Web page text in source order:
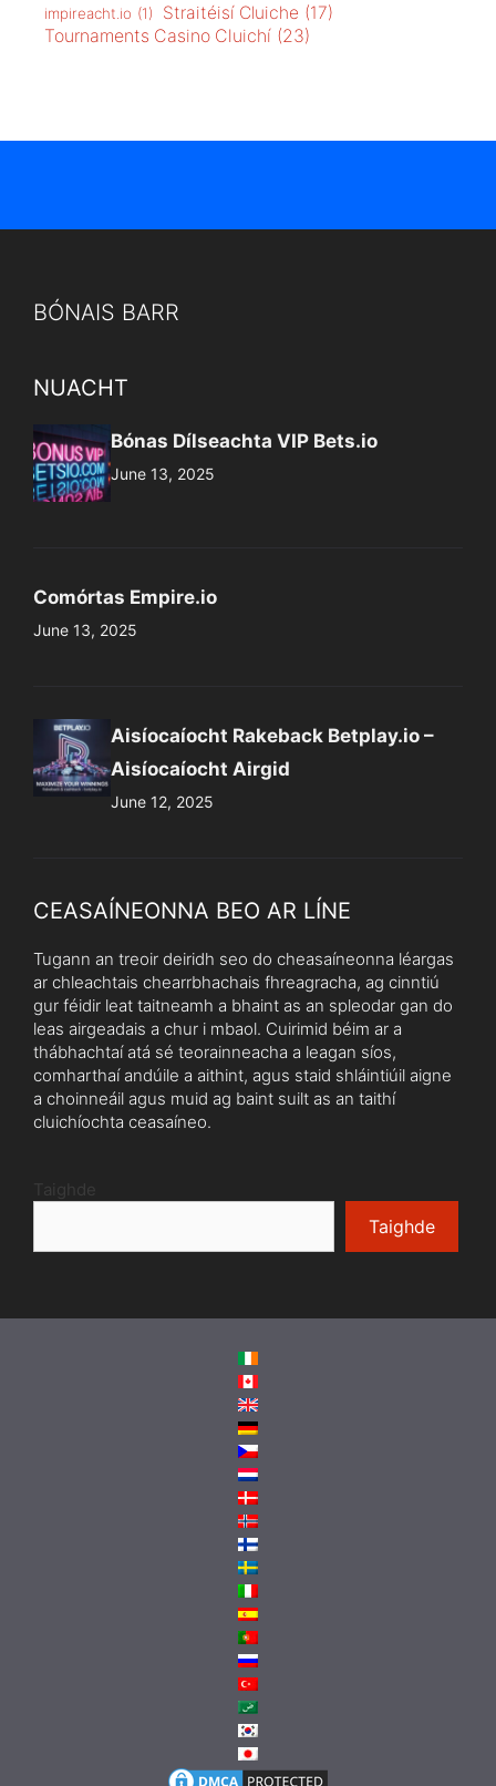
impireacht.io (1) Straitéisí Cluiche (17)
Tournaments Casino Cluichí (23)
BÓNAIS BARR
NUACHT
Bónas Dílseachta VIP Bets.io
June 13, 2025
Comórtas Empire.io
June 13, 2025
Aisíocaíocht Rakeback Betplay.io –
Aisíocaíocht Airgid
June 12, 2025
CEASAÍNEONNA BEO AR LÍNE
Tugann an treoir deiridh seo do cheasaíneonna léargas
ar chleachtais chearrbhachais fhreagracha, ag cinntiú
gur féidir leat taitneamh a bhaint as an spleodar gan do
leas airgeadais a chur i mbaol. Cuirimid béim ar a
thábhachtaí atá sé teorainneacha a leagan síos,
comharthaí andúile a aithint, agus staid shláintiúil aigne
a choinneáil agus muid ag baint suilt as an taithí
cluichíochta ceasaíneo.
Taighde
Taighde